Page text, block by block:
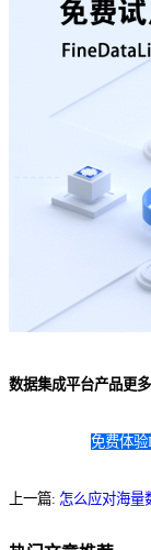
数据集成平台产品更多
免费体验
上一篇: 怎么应对海量